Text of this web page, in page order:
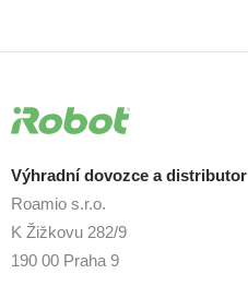
Výhradní dovozce a distributor
Roamio s.r.o.
K Žižkovu 282/9
190 00 Praha 9